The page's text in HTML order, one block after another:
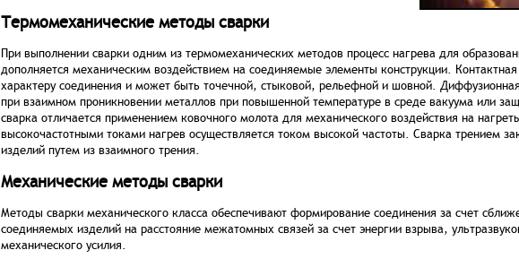
Термомеханические методы сварки
При выполнении сварки одним из термомеханических методов процесс нагрева для
дополняется механическим воздействием на соединяемые элементы конструкции. Контактная
характеру соединения и может быть точечной, стыковой, рельефной и шовной. Диффузионная
при взаимном проникновении металлов при повышенной температуре в среде вакуума или
сварка отличается применением ковочного молота для механического воздействия на
высокочастотными токами нагрев осуществляется током высокой частоты. Сварка трением
изделий путем из взаимного трения.
Механические методы сварки
Методы сварки механического класса обеспечивают формирование соединения за счет
соединяемых изделий на расстояние межатомных связей за счет энергии взрыва,
механического усилия.